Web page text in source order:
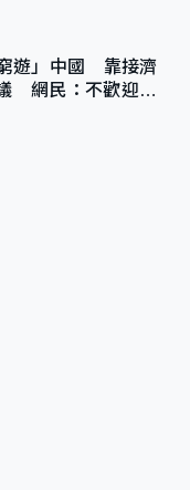
遊」中國 靠接濟
網民：不歡迎劣